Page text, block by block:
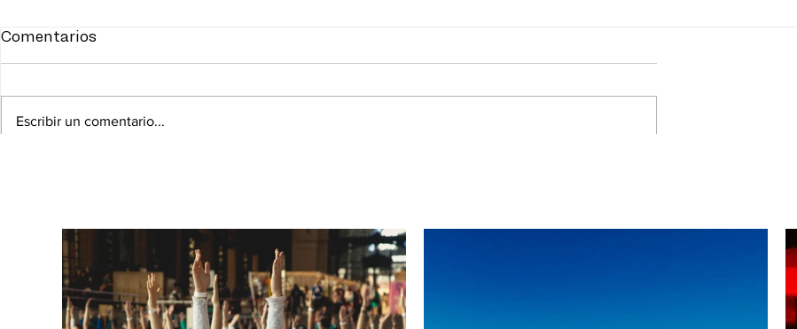
Comentarios
Escribir un comentario...